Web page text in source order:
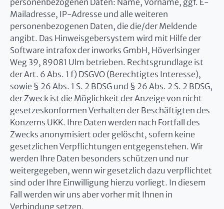
personenbezogenen Daten: Name, Vorname, ggf. E-
Mailadresse, IP-Adresse und alle weiteren
personenbezogenen Daten, die die/der Meldende
angibt. Das Hinweisgebersystem wird mit Hilfe der
Software intrafox der inworks GmbH, Höverlsinger
Weg 39, 89081 Ulm betrieben. Rechtsgrundlage ist
der Art. 6 Abs. 1 f) DSGVO (Berechtigtes Interesse),
sowie § 26 Abs. 1 S. 2 BDSG und § 26 Abs. 2 S. 2 BDSG,
der Zweck ist die Möglichkeit der Anzeige von nicht
gesetzeskonformen Verhalten der Beschäftigten des
Konzerns UKK. Ihre Daten werden nach Fortfall des
Zwecks anonymisiert oder gelöscht, sofern keine
gesetzlichen Verpflichtungen entgegenstehen. Wir
werden Ihre Daten besonders schützen und nur
weitergegeben, wenn wir gesetzlich dazu verpflichtet
sind oder Ihre Einwilligung hierzu vorliegt. In diesem
Fall werden wir uns aber vorher mit Ihnen in
Verbindung setzen.